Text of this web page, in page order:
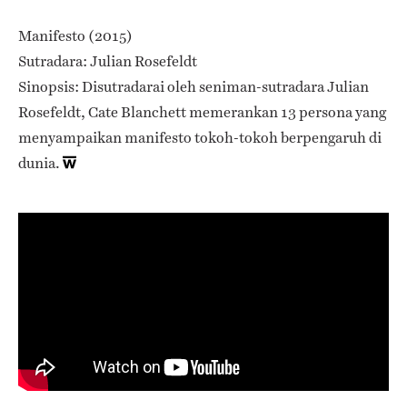
Manifesto (2015)
Sutradara: Julian Rosefeldt
Sinopsis: Disutradarai oleh seniman-sutradara Julian
Rosefeldt, Cate Blanchett memerankan 13 persona yang
menyampaikan manifesto tokoh-tokoh berpengaruh di
dunia.